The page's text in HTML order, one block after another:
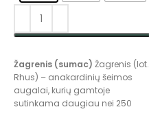
Žagrenis (sumac) Žagrenis (lot.
Rhus) – anakardinių šeimos
augalai, kurių gamtoje
sutinkama daugiau nei 250